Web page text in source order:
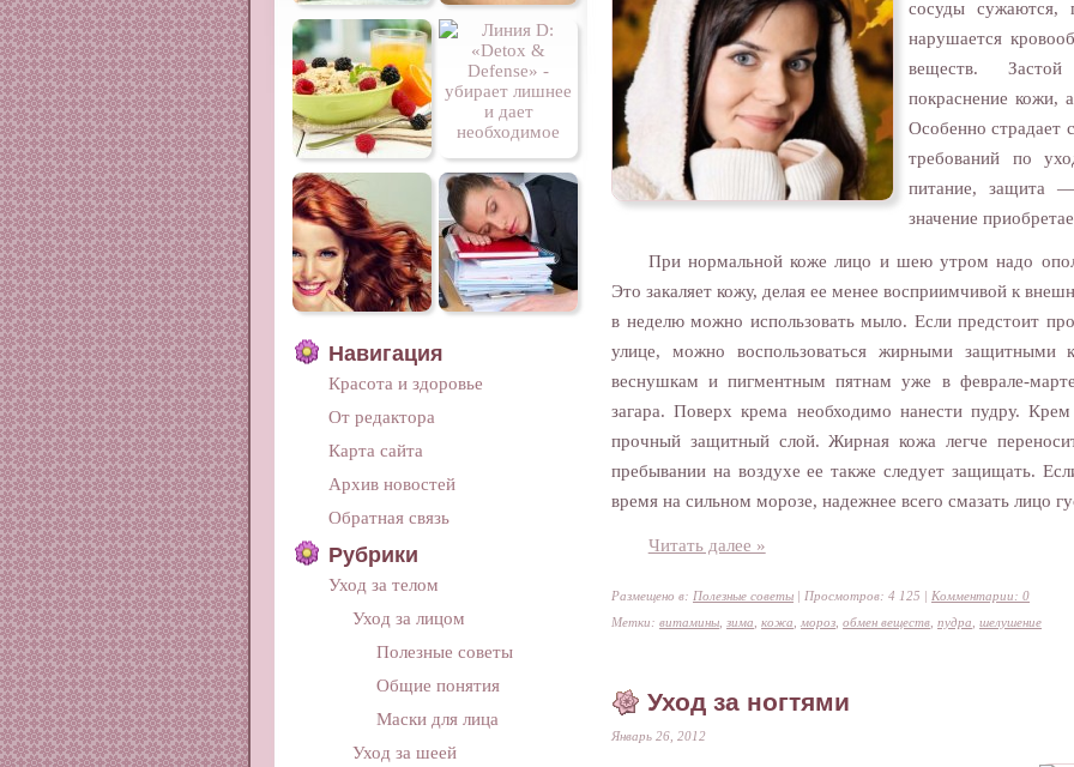
сосуды сужаются,
нарушается
веществ.
покраснение кожи,
Особенно страдает
требований по
питание, защита
значение
При нормальной коже лицо и шею утром надо
Это закаляет кожу, делая ее менее восприимчивой к
в неделю можно использовать мыло. Если предстоит
улице, можно воспользоваться жирными защитными
веснушкам и пигментным пятнам уже в феврале-
загара. Поверх крема необходимо нанести пудру.
прочный защитный слой. Жирная кожа легче
пребывании на воздухе ее также следует защищать.
время на сильном морозе, надежнее всего смазать лицо
Читать далее »
Размещено в: Полезные советы | Просмотров: 4 125 | Комментарии: 0
Метки: витамины, зима, кожа, мороз, обмен веществ, пудра, шелушение
Уход за ногтями
Январь 26, 2012
Навигация
Красота и здоровье
От редактора
Карта сайта
Архив новостей
Обратная связь
Рубрики
Уход за телом
Уход за лицом
Полезные советы
Общие понятия
Маски для лица
Уход за шеей